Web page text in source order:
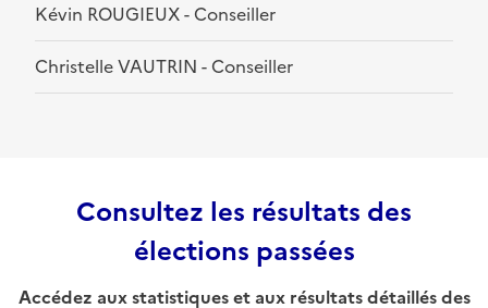
Kévin ROUGIEUX - Conseiller
Christelle VAUTRIN - Conseiller
Consultez les résultats des
élections passées
Accédez aux statistiques et aux résultats détaillés des